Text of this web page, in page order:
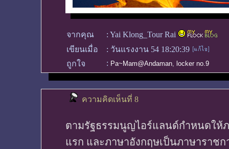
จากคุณ : Yai Klong_Tour Rai
เขียนเมื่อ
: วันแรงงาน 54 18:20:39
ถูกใจ
: Pa~Mam@Andaman, locker no.9
ความคิดเห็นที่ 8
ตามรัฐธรรมนูญไอร์แลนด์กำหนดให้
แรก และภาษาอังกฤษเป็นภาษาราช